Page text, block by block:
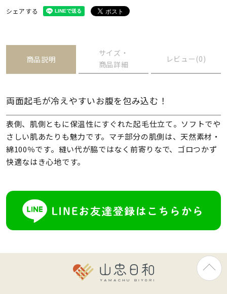
シェアする
商品説明
サイズ・
商品詳細
レビュー(0)
両面起毛が冷えやすいお腹を包み込む！
表側、肌側ともに保温性にすぐれた起毛仕立て。ソフトでや
さしい肌あたりも魅力です。マチ部分の肌側は、天然素材・
綿100％です。縫い代が脇ではなく前寄りなで、ゴロつかず
快適なはき心地です。